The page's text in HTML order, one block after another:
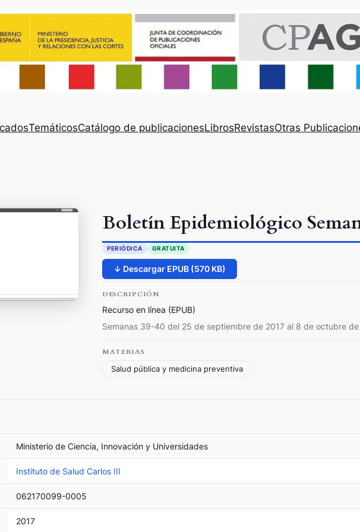
TemáticosCatálogo de publicacionesLibrosRevistasOtras
Boletín Epidemiológico
PERIÓDICA GRATUITA
↓ Descargar EPUB (570 KB)
DESCRIPCIÓN
Recurso en línea (EPUB)
Semanas 39-40 del 25 de septiembre de 2017 al 8 de octubre de
MATERIAS
Salud pública y medicina preventiva
Ministerio de Ciencia, Innovación y Universidades
Instituto de Salud Carlos III
062170099-0005
2017